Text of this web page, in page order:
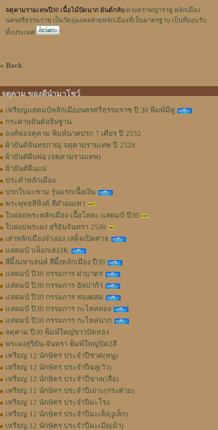
จตุคามรามเทพปี30 เนื้อไม้ปัดนาก ยันต์กลับ ดวงตราพญาราหู หลักเมือง
นครศรีธรรมราช เป็นวัตถุมงคลสายหลักเมืองที่เป็นมาตรฐาน เป็นที่ยอมรับ
ทั้งประเทศ
« Back
จตุคาม ของดีนำมาโชว์
เหรียญแสตมป์หลักเมืองนครศรีธรรมราช ปี 30 พิมพ์มีหู
กระดาษยันต์อธิษฐาน
องค์พ่อจตุคาม พิมพ์นาคปรก 7 เศียร ปี 2532
ผ้ายันต์จันทรภาณุ จตุคามรามเทพ ปี 2528
ผ้ายันต์ผืนพ่อ (จตุคามรามเทพ)
ผ้ายันต์ผืนแม่
ประคำหลักเมือง
ปรกใบมะขาม รุ่นแรกเนื้อเงิน
พระพุทธสิหิงค์ สีดำอมเทา
ใบฝอยพระหลักเมือง เนื้อโลหะ แสตมป์ ปี30
ใบฝอยพระผง สุริยันจันทรา 2530
เสาหลักเมืองจำลอง เสด็จเปิดศาล
แสตมป์ บล็อกเฮง3K
สีผึ้งมหาเสน่ห์ สีผึ้งหลักเมือง ปี30
แสตมป์ ปี30 กรรมการ ฝาบาตร
แสตมป์ ปี30 กรรมการ อัลปาก้า
แสตมป์ ปี30 กรรมการ ทองผสม
แสตมป์ ปี30 กรรมการ กะไหล่ทอง
แสตมป์ ปี30 กรรมการ กะไหล่นาก
จตุคาม ปี30 พิมพ์ใหญ่ขาวปัดทอง
พระผงสุริยัน-จันทรา พิมพ์ใหญ่ปัด2สี
เหรียญ 12 นักษัตร ประจำปีชวด(หนู)
เหรียญ 12 นักษัตร ประจำปีฉลู(วัว)
เหรียญ 12 นักษัตร ประจำปีขาล(เสือ)
เหรียญ 12 นักษัตร ประจำปีเถาะ(กระต่าย)
เหรียญ 12 นักษัตร ประจำปีมะโรง
เหรียญ 12 นักษัตร ประจำปีมะเส็ง(งูเล็ก)
เหรียญ 12 นักษัตร ประจำปีมะเมีย(ม้า)